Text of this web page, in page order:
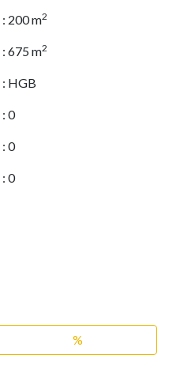
: 200 m2
: 675 m2
: HGB
: 0
: 0
: 0
%